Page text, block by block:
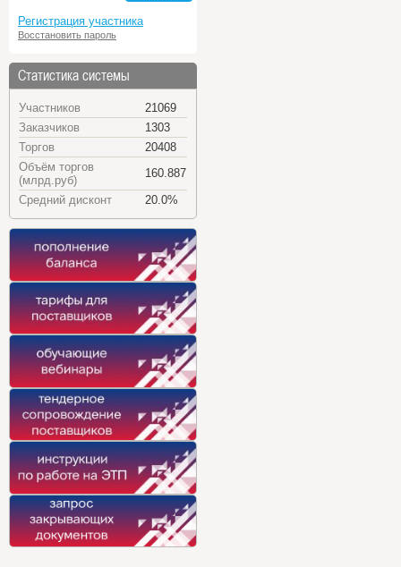
Регистрация участника
Восстановить пароль
Статистика системы
Участников
21069
Заказчиков
1303
Торгов
20408
Объём торгов
(млрд.руб)
160.887
Средний дисконт
20.0%